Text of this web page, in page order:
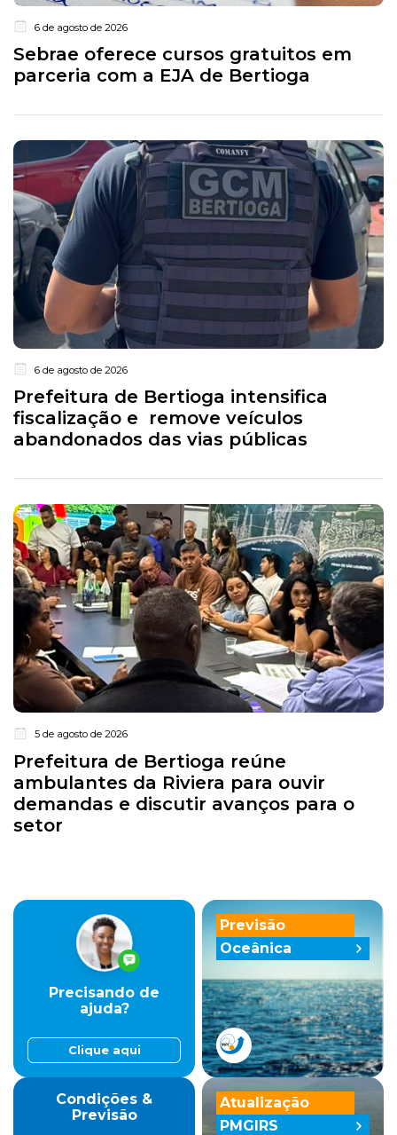
6 de agosto de 2026
Sebrae oferece cursos gratuitos em
parceria com a EJA de Bertioga
6 de agosto de 2026
Prefeitura de Bertioga intensifica
fiscalização e remove veículos
abandonados das vias públicas
5 de agosto de 2026
Prefeitura de Bertioga reúne
ambulantes da Riviera para ouvir
demandas e discutir avanços para o
setor
Previsão
Oceânica
Precisando de
ajuda?
Clique aqui
Condições &
Previsão
Atualização
PMGIRS